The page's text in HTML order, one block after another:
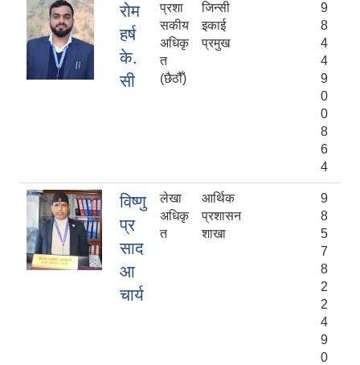
रोम
हर्ष
के.
सी
प्रशा
सकीय
अधिकृ
त
(छैठौँ)
जिन्सी
इकाई
प्रमुख
9
8
4
4
9
0
0
8
6
4
विष्णु
प्र
साद
आ
चार्य
लेखा
अधिकृ
त
आर्थिक
प्रशासन
शाखा
9
8
5
7
8
2
2
4
9
0